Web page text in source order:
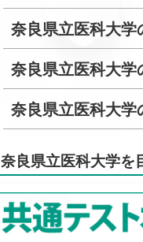
奈良県立医科大
奈良県立医科大
奈良県立医科大
奈良県立医科大学